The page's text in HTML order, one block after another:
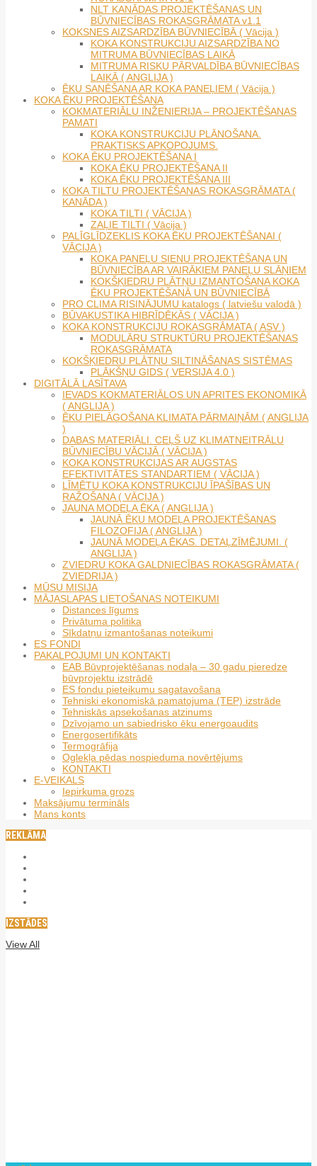
NLT KANĀDAS PROJEKTĒŠANAS UN
BŪVNIECĪBAS ROKASGRĀMATA v1.1
KOKSNES AIZSARDZĪBA BŪVNIECĪBĀ ( Vācija )
KOKA KONSTRUKCIJU AIZSARDZĪBA NO
MITRUMA BŪVNIECĪBAS LAIKĀ
MITRUMA RISKU PĀRVALDĪBA BŪVNIECĪBAS
LAIKĀ ( ANGLIJA )
ĒKU SANĒŠANA AR KOKA PANEĻIEM ( Vācija )
KOKA ĒKU PROJEKTĒŠANA
KOKMATERIĀLU INŽENIERIJA – PROJEKTĒŠANAS
PAMATI
KOKA KONSTRUKCIJU PLĀNOŠANA.
PRAKTISKS APKOPOJUMS.
KOKA ĒKU PROJEKTĒŠANA I
KOKA ĒKU PROJEKTĒŠANA II
KOKA ĒKU PROJEKTĒŠANA III
KOKA TILTU PROJEKTĒŠANAS ROKASGRĀMATA (
KANĀDA )
KOKA TILTI ( VĀCIJA )
ZAĻIE TILTI ( Vācija )
PALĪGLĪDZEKLIS KOKA ĒKU PROJEKTĒŠANAI (
VĀCIJA )
KOKA PANEĻU SIENU PROJEKTĒŠANA UN
BŪVNIECĪBA AR VAIRĀKIEM PANEĻU SLĀŅIEM
KOKŠĶIEDRU PLĀTŅU IZMANTOŠANA KOKA
ĒKU PROJEKTĒŠANĀ UN BŪVNIECĪBĀ
PRO CLIMA RISINĀJUMU katalogs ( latviešu valodā )
BŪVAKUSTIKA HIBRĪDĒKĀS ( VĀCIJA )
KOKA KONSTRUKCIJU ROKASGRĀMATA ( ASV )
MODULĀRU STRUKTŪRU PROJEKTĒŠANAS
ROKASGRĀMATA
KOKŠĶIEDRU PLĀTŅU SILTINĀŠANAS SISTĒMAS
PLĀKŠŅU GIDS ( VERSIJA 4.0 )
DIGITĀLĀ LASĪTAVA
IEVADS KOKMATERIĀLOS UN APRITES EKONOMIKĀ
( ANGLIJA )
ĒKU PIELĀGOŠANA KLIMATA PĀRMAIŅĀM ( ANGLIJA
)
DABAS MATERIĀLI. CEĻŠ UZ KLIMATNEITRĀLU
BŪVNIECĪBU VĀCIJĀ ( VĀCIJA )
KOKA KONSTRUKCIJAS AR AUGSTAS
EFEKTIVITĀTES STANDARTIEM ( VĀCIJA )
LĪMĒTU KOKA KONSTRUKCIJU ĪPAŠĪBAS UN
RAŽOŠANA ( VĀCIJA )
JAUNA MODEĻA ĒKA ( ANGLIJA )
JAUNĀ ĒKU MODEĻA PROJEKTĒŠANAS
FILOZOFIJA ( ANGLIJA )
JAUNĀ MODEĻA ĒKAS. DETAĻZĪMĒJUMI. (
ANGLIJA )
ZVIEDRU KOKA GALDNIECĪBAS ROKASGRĀMATA (
ZVIEDRIJA )
MŪSU MISIJA
MĀJASLAPAS LIETOŠANAS NOTEIKUMI
Distances līgums
Privātuma politika
Sīkdatņu izmantošanas noteikumi
ES FONDI
PAKALPOJUMI UN KONTAKTI
EAB Būvprojektēšanas nodaļa – 30 gadu pieredze
būvprojektu izstrādē
ES fondu pieteikumu sagatavošana
Tehniski ekonomiskā pamatojuma (TEP) izstrāde
Tehniskās apsekošanas atzinums
Dzīvojamo un sabiedrisko ēku energoaudits
Energosertifikāts
Termogrāfija
Oglekļa pēdas nospieduma novērtējums
KONTAKTI
E-VEIKALS
Iepirkuma grozs
Maksājumu termināls
Mans konts
REKLĀMA
IZSTĀDES
View All